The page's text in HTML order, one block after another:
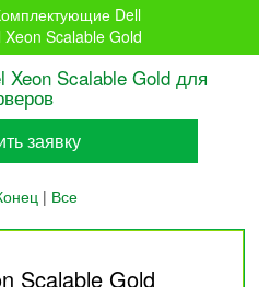
Dell
Xeon Scalable Gold
Scalable Gold для
заявку
| Все
Scalable Gold